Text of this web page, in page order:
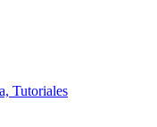
Tutoriales